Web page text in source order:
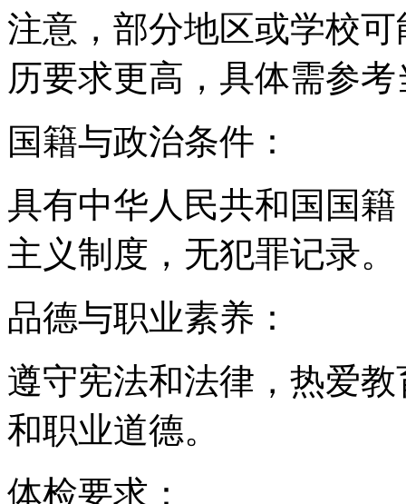
注意，部分地区或学校
历要求更高，具体需参
国籍与政治条件：
具有中华人民共和国国
主义制度，无犯罪记录。
品德与职业素养：
遵守宪法和法律，热爱
和职业道德。
体检要求：